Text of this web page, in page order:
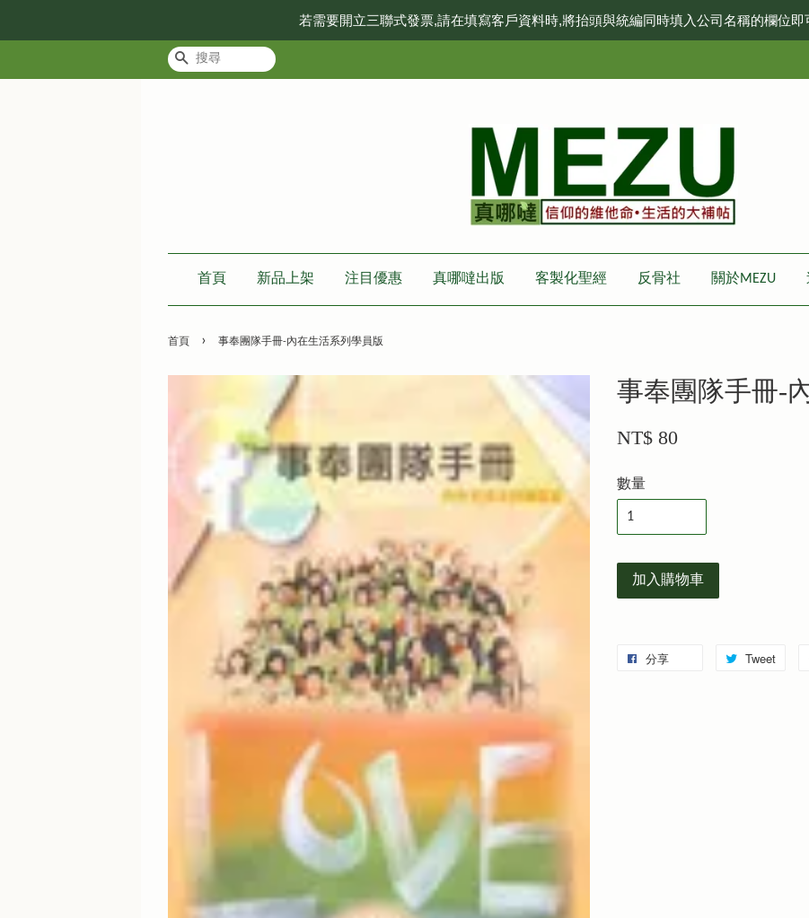
若需要開立三聯式發票,請在填寫客戶資料時,將抬頭與統編同時填入公司名稱的欄位即
搜尋
首頁 新品上架 注目優惠 真哪噠出版 客製化聖經 反骨社 關於MEZU
首頁 › 事奉團隊手冊-內在生活系列學員版
事奉團隊手冊-
NT$ 80
數量
加入購物車
分享 Tweet